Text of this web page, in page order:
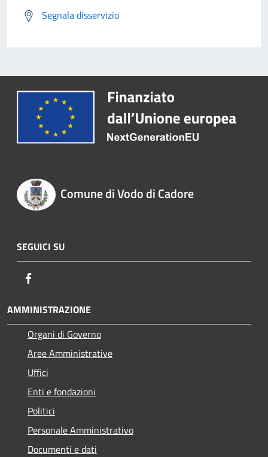
Segnala disservizio
Comune di Vodo di Cadore
SEGUICI SU
AMMINISTRAZIONE
Organi di Governo
Aree Amministrative
Uffici
Enti e fondazioni
Politici
Personale Amministrativo
Documenti e dati